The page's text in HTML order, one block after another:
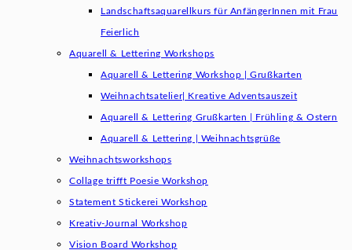
Landschaftsaquarellkurs für AnfängerInnen mit Frau
Feierlich
Aquarell & Lettering Workshops
Aquarell & Lettering Workshop | Grußkarten
Weihnachtsatelier| Kreative Adventsauszeit
Aquarell & Lettering Grußkarten | Frühling & Ostern
Aquarell & Lettering | Weihnachtsgrüße​
Weihnachtsworkshops
Collage trifft Poesie Workshop
Statement Stickerei Workshop
Kreativ-Journal Workshop
Vision Board Workshop